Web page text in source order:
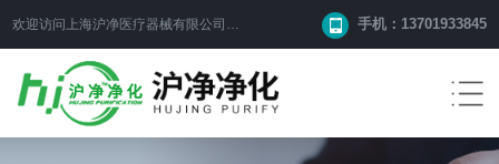
欢迎访问上海沪净医疗器械有限公司网站！ 手机：13701933845